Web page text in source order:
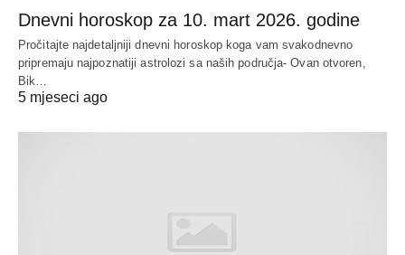
Dnevni horoskop za 10. mart 2026. godine
Pročitajte najdetaljniji dnevni horoskop koga vam svakodnevno
pripremaju najpoznatiji astrolozi sa naših područja- Ovan otvoren,
Bik…
5 mjeseci ago